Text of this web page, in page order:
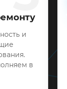
и
в